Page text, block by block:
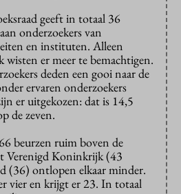
geeft in totaal 36
onderzoekers van
en instituten. Alleen
er meer te bemachtigen.
deden een gooi naar de
ervaren onderzoekers
er uitgekozen: dat is 14,5
de zeven.
beurzen ruim boven de
Verenigd Koninkrijk (43
(36) ontlopen elkaar minder.
vier en krijgt er 23. In totaal